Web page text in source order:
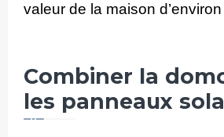
valeur de la maison
Combiner la
les panneaux